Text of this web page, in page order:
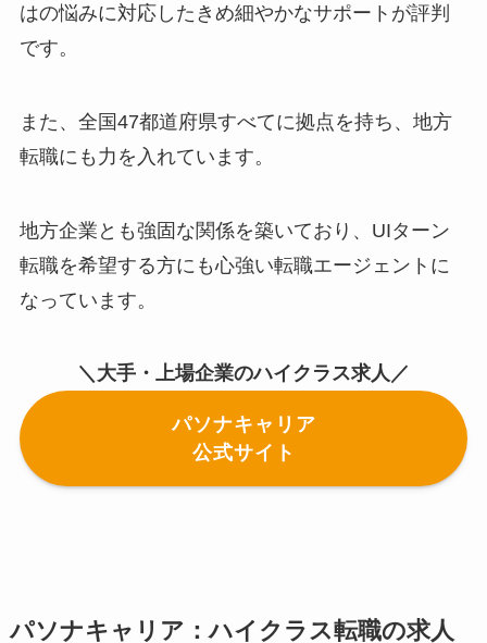
はの悩みに対応したきめ細やかなサポートが評判
です。
また、全国47都道府県すべてに拠点を持ち、地方
転職にも力を入れています。
地方企業とも強固な関係を築いており、UIターン
転職を希望する方にも心強い転職エージェントに
なっています。
＼大手・上場企業のハイクラス求人／
パソナキャリア
公式サイト
パソナキャリア：ハイクラス転職の求人